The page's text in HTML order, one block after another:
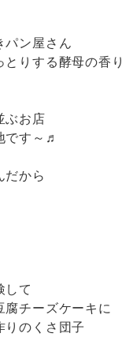
パン屋さん
りする酵母の香り
ぶお店
です～♬
だから
して
チーズケーキに
りのくさ団子